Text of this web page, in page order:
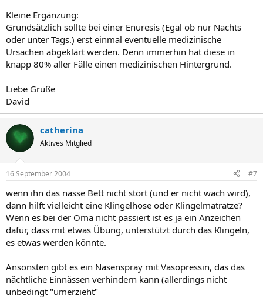
Kleine Ergänzung:
Grundsätzlich sollte bei einer Enuresis (Egal ob nur Nachts
oder unter Tags.) erst einmal eventuelle medizinische
Ursachen abgeklärt werden. Denn immerhin hat diese in
knapp 80% aller Fälle einen medizinischen Hintergrund.
Liebe Grüße
David
catherina
Aktives Mitglied
16 September 2004 #7
wenn ihn das nasse Bett nicht stört (und er nicht wach wird),
dann hilft vielleicht eine Klingelhose oder Klingelmatratze?
Wenn es bei der Oma nicht passiert ist es ja ein Anzeichen
dafür, dass mit etwas Übung, unterstützt durch das Klingeln,
es etwas werden könnte.
Ansonsten gibt es ein Nasenspray mit Vasopressin, das das
nächtliche Einnässen verhindern kann (allerdings nicht
unbedingt "umerzieht"